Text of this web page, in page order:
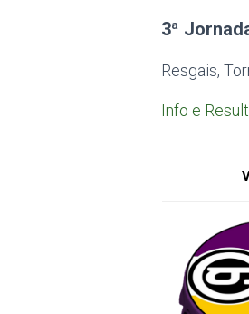
3ª
Resgais,
Info e